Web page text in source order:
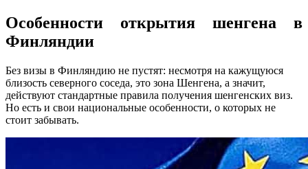
Особенности открытия шенгена в
Финляндии
Без визы в Финляндию не пустят: несмотря на кажущуюся
близость северного соседа, это зона Шенгена, а значит,
действуют стандартные правила получения шенгенских виз.
Но есть и свои национальные особенности, о которых не
стоит забывать.